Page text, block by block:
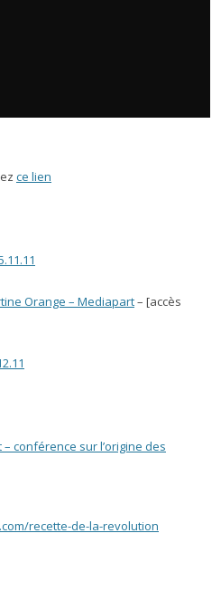
ce lien
Orange – Mediapart– [accès
conférence sur l’origine des
recette-de-la-revolution